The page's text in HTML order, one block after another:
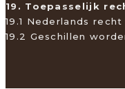
19. Toepasselijk
19.1 Nederlands
19.2 Geschillen